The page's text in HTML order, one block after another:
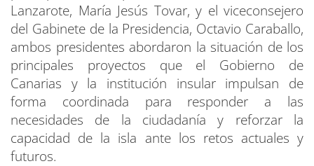
Lanzarote, María Jesús Tovar, y el viceconsejero
del Gabinete de la Presidencia, Octavio Caraballo,
ambos presidentes abordaron la situación de los
principales proyectos que el Gobierno de
Canarias y la institución insular impulsan de
forma coordinada para responder a las
necesidades de la ciudadanía y reforzar la
capacidad de la isla ante los retos actuales y
futuros.